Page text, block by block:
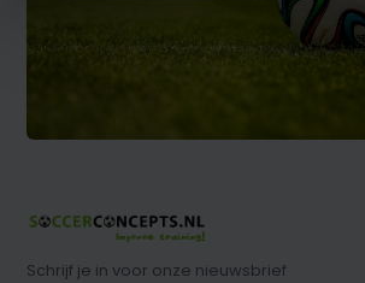
Schrijf je in voor onze nieuwsbrief